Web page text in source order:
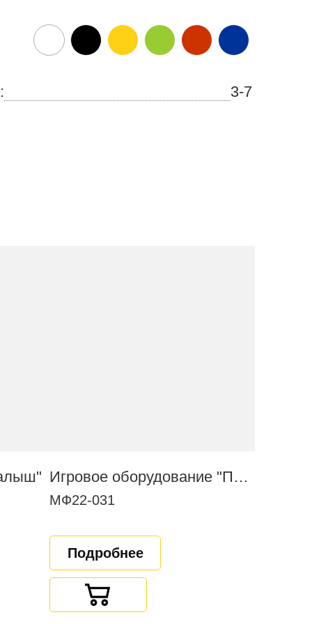
3-7
Игровое оборудование "Паровоз с вагончиком"
МФ22-031
Подробнее